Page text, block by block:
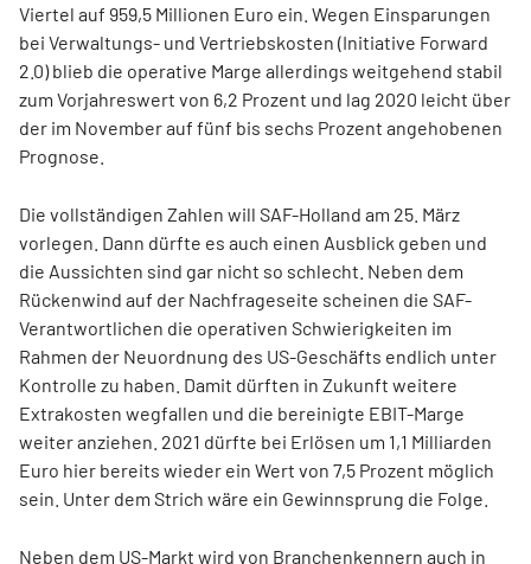
Viertel auf 959,5 Millionen Euro ein. Wegen Einsparungen
bei Verwaltungs- und Vertriebskosten (Initiative Forward
2.0) blieb die operative Marge allerdings weitgehend stabil
zum Vorjahreswert von 6,2 Prozent und lag 2020 leicht über
der im November auf fünf bis sechs Prozent angehobenen
Prognose.
Die vollständigen Zahlen will SAF-Holland am 25. März
vorlegen. Dann dürfte es auch einen Ausblick geben und
die Aussichten sind gar nicht so schlecht. Neben dem
Rückenwind auf der Nachfrageseite scheinen die SAF-
Verantwortlichen die operativen Schwierigkeiten im
Rahmen der Neuordnung des US-Geschäfts endlich unter
Kontrolle zu haben. Damit dürften in Zukunft weitere
Extrakosten wegfallen und die bereinigte EBIT-Marge
weiter anziehen. 2021 dürfte bei Erlösen um 1,1 Milliarden
Euro hier bereits wieder ein Wert von 7,5 Prozent möglich
sein. Unter dem Strich wäre ein Gewinnsprung die Folge.
Neben dem US-Markt wird von Branchenkennern auch in